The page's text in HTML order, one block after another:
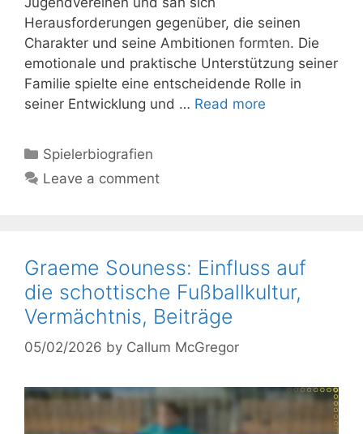
Herausforderungen gegenüber, die seinen
Charakter und seine Ambitionen formten. Die
emotionale und praktische Unterstützung seiner
Familie spielte eine entscheidende Rolle in
seiner Entwicklung und … Read more
Categories
Spielerbiografien
Leave a comment
Graeme Souness: Einfluss auf
die schottische Fußballkultur,
Vermächtnis, Beiträge
05/02/2026 by Callum McGregor